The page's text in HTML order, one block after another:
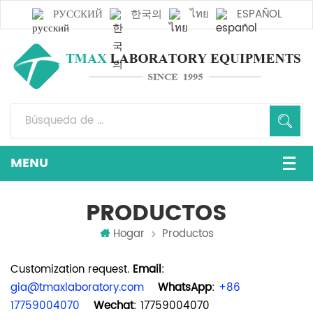
РУССКИЙ 한국의 ไทย ESPAÑOL
PRODUCTOS
Hogar Productos
Customization request. Email:
gia@tmaxlaboratory.com
WhatsApp: +86
17759004070
Wechat: 17759004070